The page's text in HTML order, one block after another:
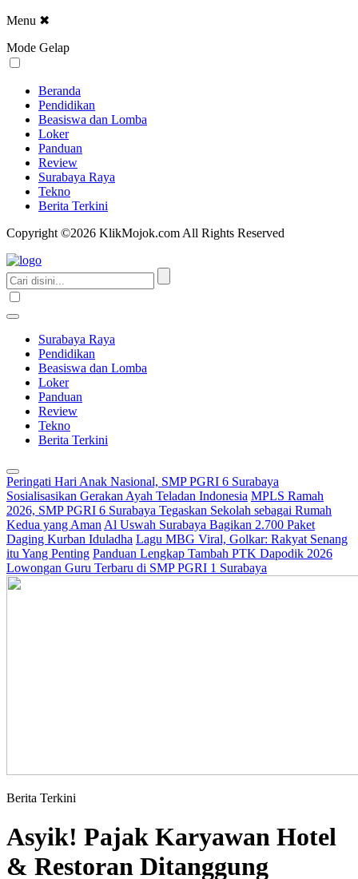
Menu ✖
Mode Gelap
Beranda
Pendidikan
Beasiswa dan Lomba
Loker
Panduan
Review
Surabaya Raya
Tekno
Berita Terkini
Copyright ©2026 KlikMojok.com All Rights Reserved
Surabaya Raya
Pendidikan
Beasiswa dan Lomba
Loker
Panduan
Review
Tekno
Berita Terkini
Peringati Hari Anak Nasional, SMP PGRI 6 Surabaya
Sosialisasikan Gerakan Ayah Teladan Indonesia MPLS Ramah
2026, SMP PGRI 6 Surabaya Tegaskan Sekolah sebagai Rumah
Kedua yang Aman Al Uswah Surabaya Bagikan 2.700 Paket
Daging Kurban Iduladha Lagu MBG Viral, Golkar: Rakyat Senang
itu Yang Penting Panduan Lengkap Tambah PTK Dapodik 2026
Lowongan Guru Terbaru di SMP PGRI 1 Surabaya
Berita Terkini
Asyik! Pajak Karyawan Hotel
& Restoran Ditanggung